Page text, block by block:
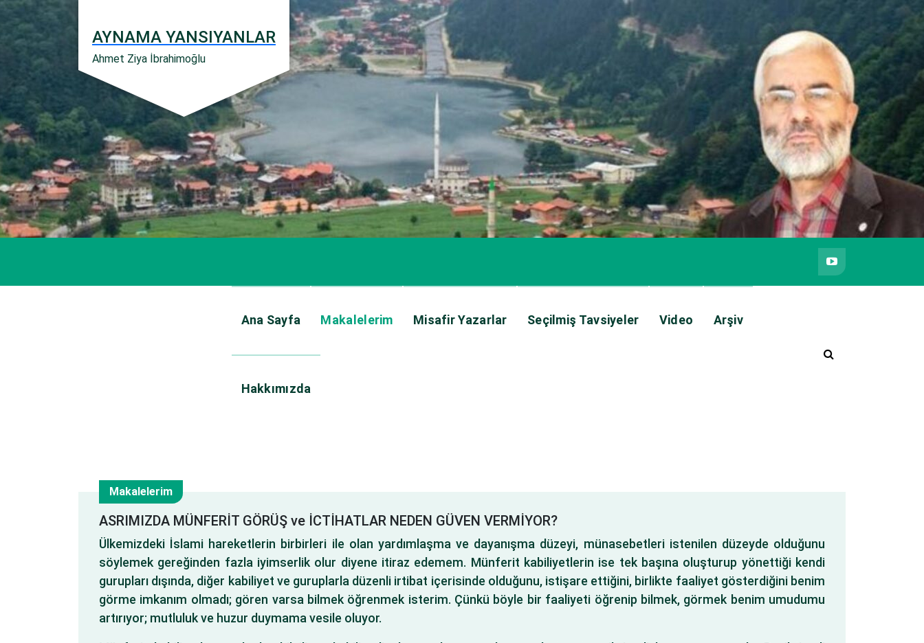
İçeriğe
geç
AYNAMA YANSIYANLAR
Ahmet Ziya İbrahimoğlu
Ana Sayfa Makalelerim Misafir Yazarlar Seçilmiş Tavsiyeler Video Arşiv
Hakkımızda
11
Eki
Makalelerim
ASRIMIZDA MÜNFERİT GÖRÜŞ ve İCTİHATLAR NEDEN GÜVEN VERMİYOR?
Ülkemizdeki İslami hareketlerin birbirleri ile olan yardımlaşma ve dayanışma düzeyi, münasebetleri istenilen düzeyde olduğunu
söylemek gereğinden fazla iyimserlik olur diyene itiraz edemem. Münferit kabiliyetlerin ise tek başına oluşturup yönettiği kendi
gurupları dışında, diğer kabiliyet ve guruplarla düzenli irtibat içerisinde olduğunu, istişare ettiğini, birlikte faaliyet gösterdiğini benim
görme imkanım olmadı; gören varsa bilmek öğrenmek isterim. Çünkü böyle bir faaliyeti öğrenip bilmek, görmek benim umudumu
artırıyor; mutluluk ve huzur duymama vesile oluyor.